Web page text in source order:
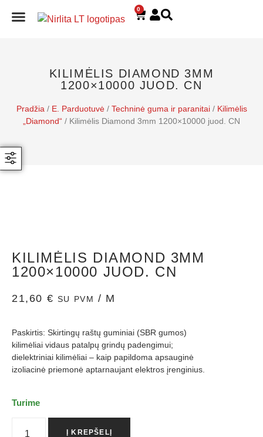
0
KILIMĖLIS DIAMOND 3MM
1200×10000 JUOD. CN
Pradžia / E. Parduotuvė/ Techninė guma ir paranitai/ Kilimėlis
„Diamond“ / Kilimėlis Diamond 3mm 1200×10000 juod. CN
KILIMĖLIS DIAMOND 3MM
1200×10000 JUOD. CN
21,60 € SU PVM / M
Paskirtis: Skirtingų raštų guminiai (SBR gumos)
kilimėliai vidaus patalpų grindų padengimui;
dielektriniai kilimėliai – kaip papildoma apsauginė
izoliacinė priemonė aptarnaujant elektros įrenginius.
Turime
Į KREPŠELĮ